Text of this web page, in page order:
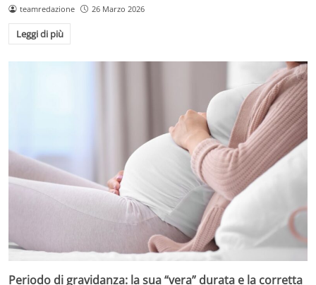
teamredazione 26 Marzo 2026
Leggi di più
Periodo di gravidanza: la sua “vera” durata e la corretta